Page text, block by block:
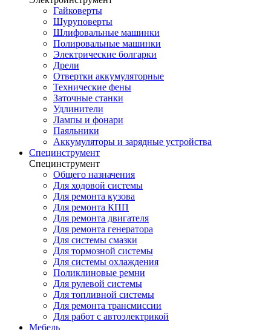
Гайковерты
Шуруповерты
Шлифовальные машинки
Полировальные машинки
Электрические болгарки
Дрели
Отвертки аккумуляторные
Технические фены
Заточные станки
Удлинители
Лампы и фонари
Паяльники
Аккумуляторы и зарядные устройства
Специнструмент
Специнструмент
Общего назначения
Для ходовой системы
Для ремонта кузова
Для ремонта КПП
Для ремонта двигателя
Для ремонта генератора
Для системы смазки
Для тормозной системы
Для системы охлаждения
Поликлиновые ремни
Для рулевой системы
Для топливной системы
Для ремонта трансмиссии
Для работ с автоэлектрикой
Мебель